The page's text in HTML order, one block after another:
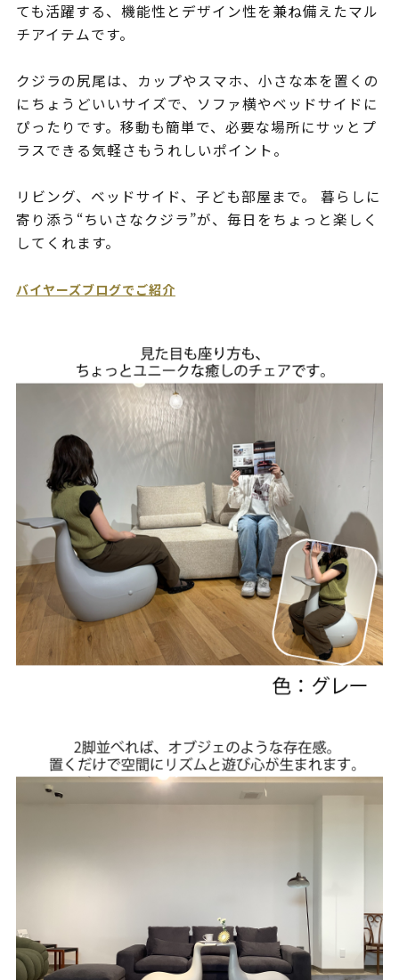
ても活躍する、機能性とデザイン性を兼ね備えたマル
チアイテムです。
クジラの尻尾は、カップやスマホ、小さな本を置くの
にちょうどいいサイズで、ソファ横やベッドサイドに
ぴったりです。移動も簡単で、必要な場所にサッとプ
ラスできる気軽さもうれしいポイント。
リビング、ベッドサイド、子ども部屋まで。 暮らしに
寄り添う“ちいさなクジラ”が、毎日をちょっと楽しく
してくれます。
バイヤーズブログでご紹介